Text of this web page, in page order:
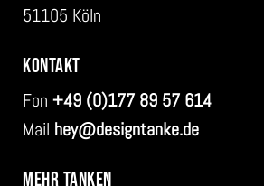
51105 Köln
KONTAKT
Fon +49 (0)177 89 57 614
Mail hey@designtanke.de
MEHR TANKEN